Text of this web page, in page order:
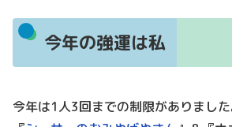
今年の強運は私
今年は1人3回までの制限がありまし